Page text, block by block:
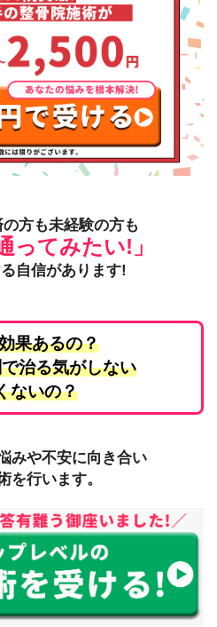
方も未経験の方も
ってみたい! 」
自信があります!
果あるの？
治る気がしない
ないの？
みや不安に向き合い
を行います。